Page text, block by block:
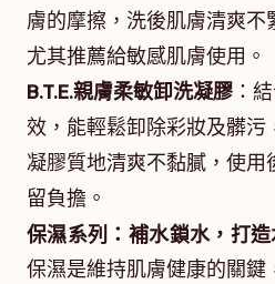
膚的摩擦，洗後肌膚清爽不
尤其推薦給敏感肌膚使用。
B.T.E.親膚柔敏卸洗凝膠 ：
效，能輕鬆卸除彩妝及髒污
凝膠質地清爽不黏膩，使
留負擔。
保濕系列：補水鎖水，打
保濕是維持肌膚健康的關